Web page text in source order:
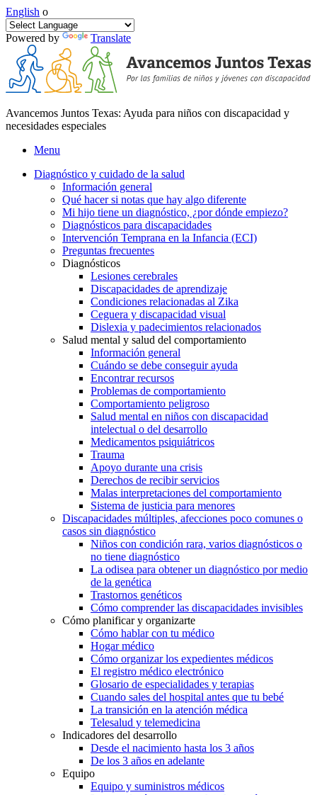
English o
Powered by Translate
Avancemos Juntos Texas: Ayuda para niños con discapacidad y
necesidades especiales
Menu
Diagnóstico y cuidado de la salud
Información general
Qué hacer si notas que hay algo diferente
Mi hijo tiene un diagnóstico, ¿por dónde empiezo?
Diagnósticos para discapacidades
Intervención Temprana en la Infancia (ECI)
Preguntas frecuentes
Diagnósticos
Lesiones cerebrales
Discapacidades de aprendizaje
Condiciones relacionadas al Zika
Ceguera y discapacidad visual
Dislexia y padecimientos relacionados
Salud mental y salud del comportamiento
Información general
Cuándo se debe conseguir ayuda
Encontrar recursos
Problemas de comportamiento
Comportamiento peligroso
Salud mental en niños con discapacidad
intelectual o del desarrollo
Medicamentos psiquiátricos
Trauma
Apoyo durante una crisis
Derechos de recibir servicios
Malas interpretaciones del comportamiento
Sistema de justicia para menores
Discapacidades múltiples, afecciones poco comunes o
casos sin diagnóstico
Niños con condición rara, varios diagnósticos o
no tiene diagnóstico
La odisea para obtener un diagnóstico por medio
de la genética
Trastornos genéticos
Cómo comprender las discapacidades invisibles
Cómo planificar y organizarte
Cómo hablar con tu médico
Hogar médico
Cómo organizar los expedientes médicos
El registro médico electrónico
Glosario de especialidades y terapias
Cuando sales del hospital antes que tu bebé
La transición en la atención médica
Telesalud y telemedicina
Indicadores del desarrollo
Desde el nacimiento hasta los 3 años
De los 3 años en adelante
Equipo
Equipo y suministros médicos